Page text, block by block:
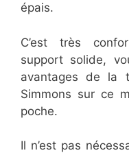
épais.
C’est très
support solide,
avantages de la
Simmons sur ce
poche.
Il n’est pas